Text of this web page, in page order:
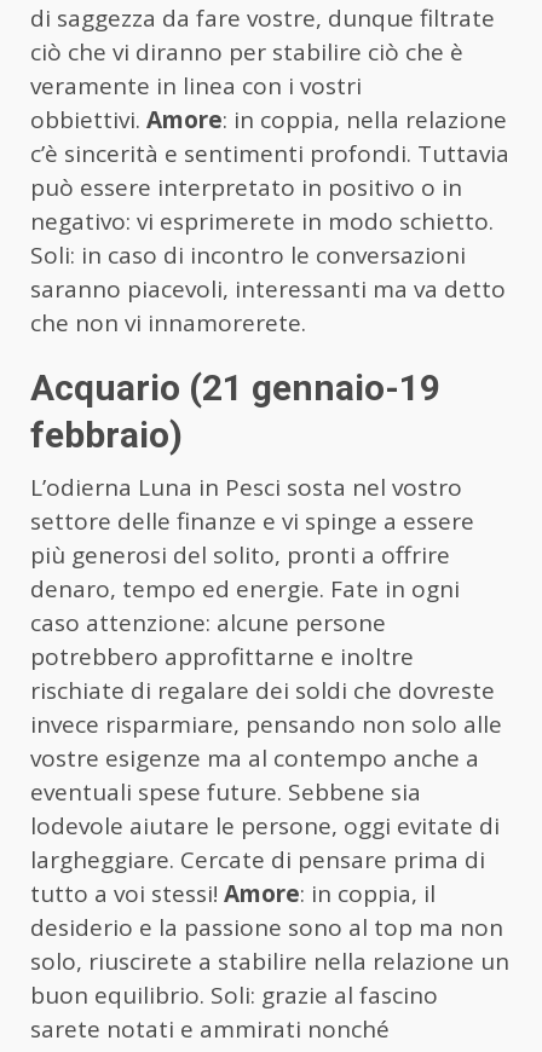
di saggezza da fare vostre, dunque filtrate
ciò che vi diranno per stabilire ciò che è
veramente in linea con i vostri
obbiettivi. Amore: in coppia, nella relazione
c’è sincerità e sentimenti profondi. Tuttavia
può essere interpretato in positivo o in
negativo: vi esprimerete in modo schietto.
Soli: in caso di incontro le conversazioni
saranno piacevoli, interessanti ma va detto
che non vi innamorerete.
Acquario (21 gennaio-19
febbraio)
L’odierna Luna in Pesci sosta nel vostro
settore delle finanze e vi spinge a essere
più generosi del solito, pronti a offrire
denaro, tempo ed energie. Fate in ogni
caso attenzione: alcune persone
potrebbero approfittarne e inoltre
rischiate di regalare dei soldi che dovreste
invece risparmiare, pensando non solo alle
vostre esigenze ma al contempo anche a
eventuali spese future. Sebbene sia
lodevole aiutare le persone, oggi evitate di
largheggiare. Cercate di pensare prima di
tutto a voi stessi! Amore: in coppia, il
desiderio e la passione sono al top ma non
solo, riuscirete a stabilire nella relazione un
buon equilibrio. Soli: grazie al fascino
sarete notati e ammirati nonché